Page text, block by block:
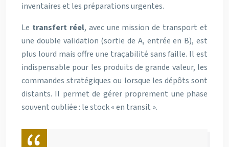
inventaires et les préparations urgentes.
Le transfert réel, avec une mission de transport et
une double validation (sortie de A, entrée en B), est
plus lourd mais offre une traçabilité sans faille. Il est
indispensable pour les produits de grande valeur, les
commandes stratégiques ou lorsque les dépôts sont
distants. Il permet de gérer proprement une phase
souvent oubliée : le stock « en transit ».